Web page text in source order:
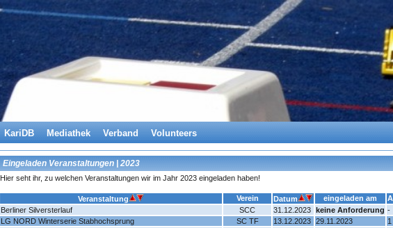
KariDB Mediathek Verband Volunteers
Eingeladen Veranstaltungen | 2023
Hier seht ihr, zu welchen Veranstaltungen wir im Jahr 2023 eingeladen haben!
Veranstaltung Verein Datum eingeladen am
Berliner Silversterlauf
SCC 31.12.2023 keine Anforderung -
LG NORD Winterserie Stabhochsprung
SC TF 13.12.2023 29.11.2023
1